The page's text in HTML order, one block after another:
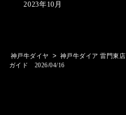
2023年10月
神戸牛ダイヤ > 神戸牛ダイア 雷門東店
ガイド 2026/04/16